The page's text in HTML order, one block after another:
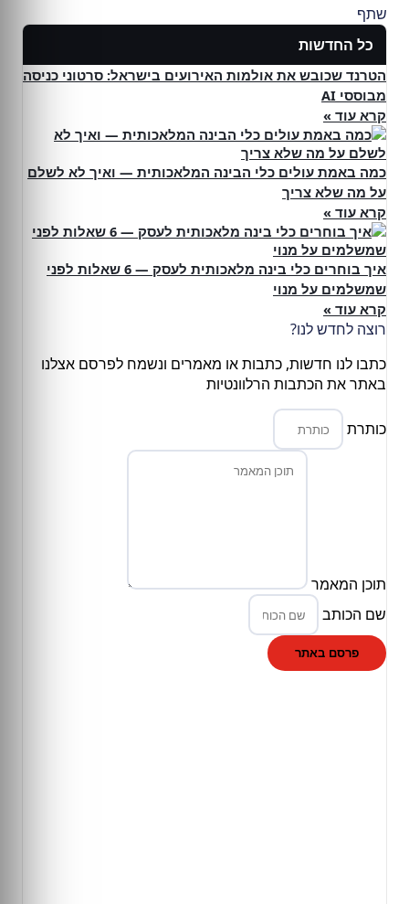
שתף
כל החדשות
הטרנד שכובש את אולמות האירועים בישראל: סרטוני כניסה
מבוססי AI
קרא עוד »
כמה באמת עולים כלי הבינה המלאכותית — ואיך לא לשלם
על מה שלא צריך
קרא עוד »
איך בוחרים כלי בינה מלאכותית לעסק — 6 שאלות לפני
שמשלמים על מנוי
קרא עוד »
רוצה לחדש לנו?
כתבו לנו חדשות, כתבות או מאמרים ונשמח לפרסם אצלנו
באתר את הכתבות הרלוונטיות
כותרת
תוכן המאמר
שם הכותב
פרסם באתר